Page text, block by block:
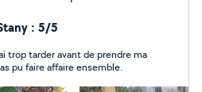
: 5/5
trop tarder avant de prendre ma
pu faire affaire ensemble.